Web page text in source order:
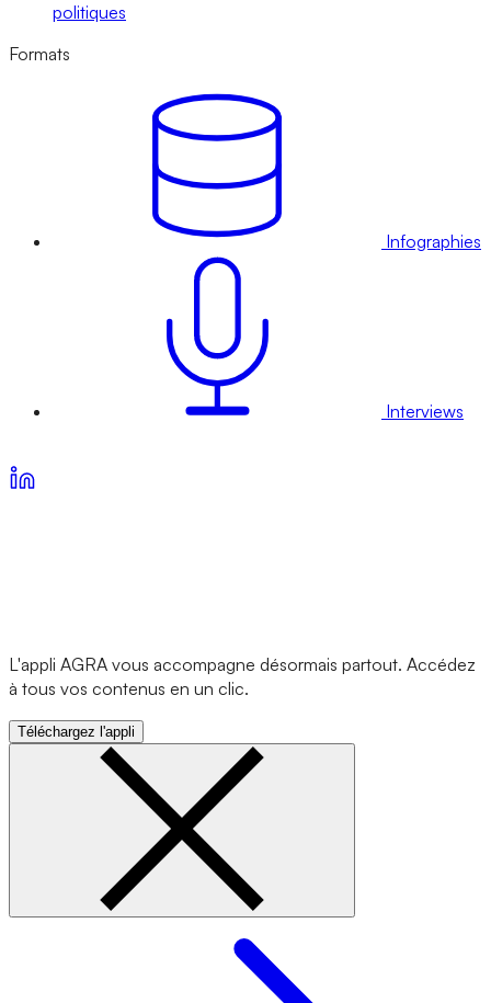
politiques
Formats
Infographies
Interviews
L'appli AGRA vous accompagne désormais partout. Accédez
à tous vos contenus en un clic.
Téléchargez l'appli